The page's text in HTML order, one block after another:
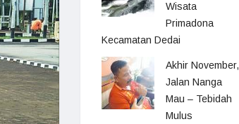
Wisata
Primadona
Kecamatan Dedai
Akhir November,
Jalan Nanga
Mau – Tebidah
Mulus